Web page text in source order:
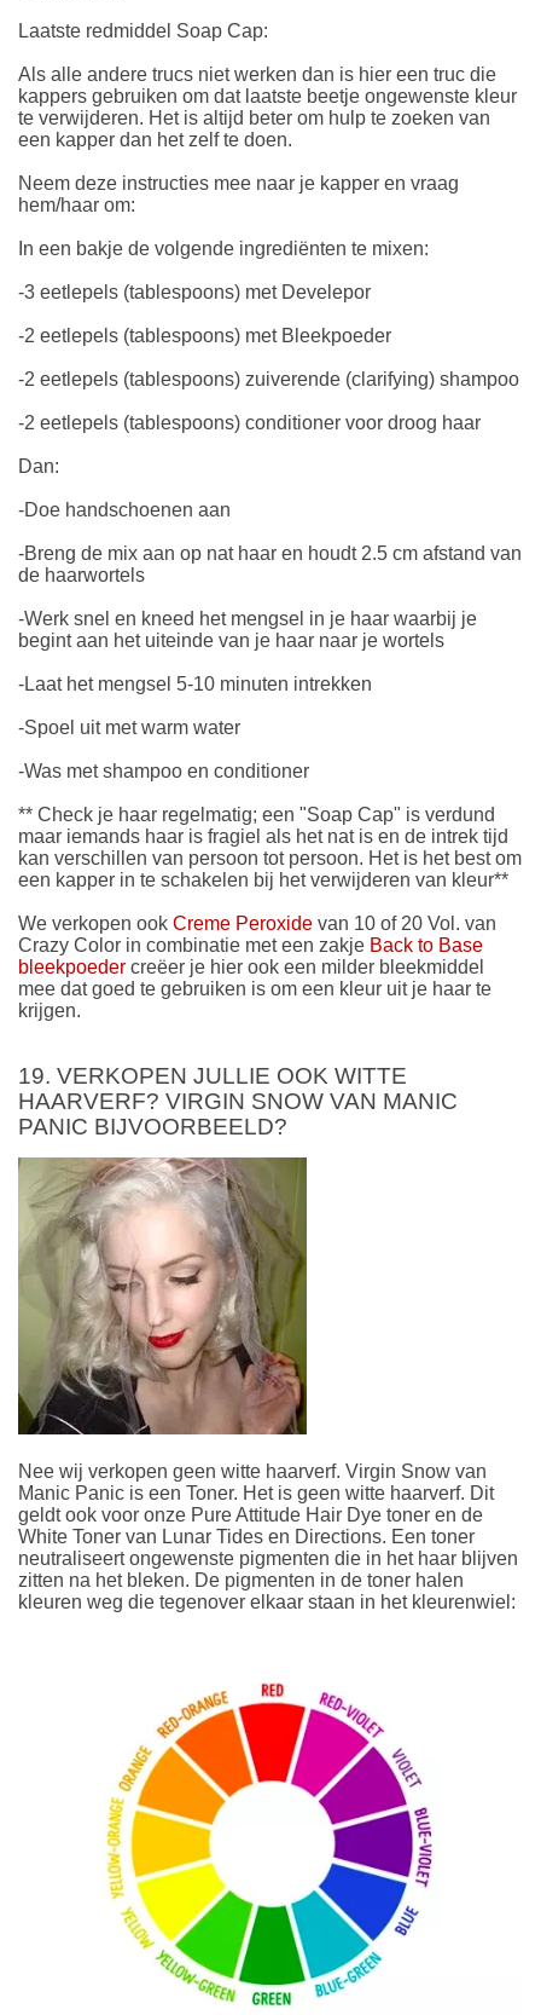
Laatste redmiddel Soap Cap:
Als alle andere trucs niet werken dan is hier een truc die
kappers gebruiken om dat laatste beetje ongewenste kleur
te verwijderen. Het is altijd beter om hulp te zoeken van
een kapper dan het zelf te doen.
Neem deze instructies mee naar je kapper en vraag
hem/haar om:
In een bakje de volgende ingrediënten te mixen:
-3 eetlepels (tablespoons) met Develepor
-2 eetlepels (tablespoons) met Bleekpoeder
-2 eetlepels (tablespoons) zuiverende (clarifying) shampoo
-2 eetlepels (tablespoons) conditioner voor droog haar
Dan:
-Doe handschoenen aan
-Breng de mix aan op nat haar en houdt 2.5 cm afstand van
de haarwortels
-Werk snel en kneed het mengsel in je haar waarbij je
begint aan het uiteinde van je haar naar je wortels
-Laat het mengsel 5-10 minuten intrekken
-Spoel uit met warm water
-Was met shampoo en conditioner
** Check je haar regelmatig; een "Soap Cap" is verdund
maar iemands haar is fragiel als het nat is en de intrek tijd
kan verschillen van persoon tot persoon. Het is het best om
een kapper in te schakelen bij het verwijderen van kleur**
We verkopen ook Creme Peroxide van 10 of 20 Vol. van
Crazy Color in combinatie met een zakje Back to Base
bleekpoeder creëer je hier ook een milder bleekmiddel
mee dat goed te gebruiken is om een kleur uit je haar te
krijgen.
19. VERKOPEN JULLIE OOK WITTE
HAARVERF? VIRGIN SNOW VAN MANIC
PANIC BIJVOORBEELD?
Nee wij verkopen geen witte haarverf. Virgin Snow van
Manic Panic is een Toner. Het is geen witte haarverf. Dit
geldt ook voor onze Pure Attitude Hair Dye toner en de
White Toner van Lunar Tides en Directions. Een toner
neutraliseert ongewenste pigmenten die in het haar blijven
zitten na het bleken. De pigmenten in de toner halen
kleuren weg die tegenover elkaar staan in het kleurenwiel: